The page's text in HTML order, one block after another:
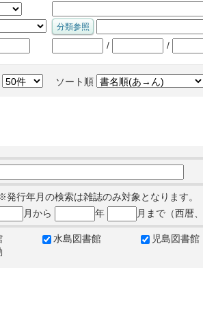
/ /
ソート順
発行年月の検索は雑誌のみ対象となります。
月から 年 月まで（西暦
水島図書館 児島図書館